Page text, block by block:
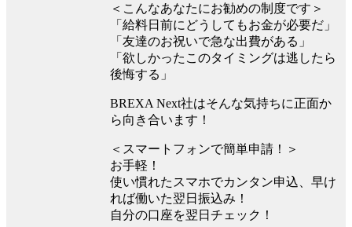
＜こんなあなたにお勧めの制度です＞
「給料日前にどうしてもお金が必要だ」
「友達のお祝いで急な出費がある」
「欲しかったこのタイミングは逃したら
後悔する」
BREXA Next社はそんな気持ちに正面か
ら向き合います！
＜スマートフォンで簡単申請！＞
お手軽！
使い慣れたスマホでカンタン申込、早け
れば働いた翌日振込み！
自分の口座を翌日チェック！